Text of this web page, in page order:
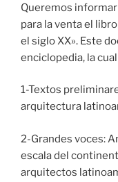
Queremos
para la venta el
el siglo XX». Este
enciclopedia, la
1-Textos
arquitectura
2-Grandes voces:
escala del
arquitectos